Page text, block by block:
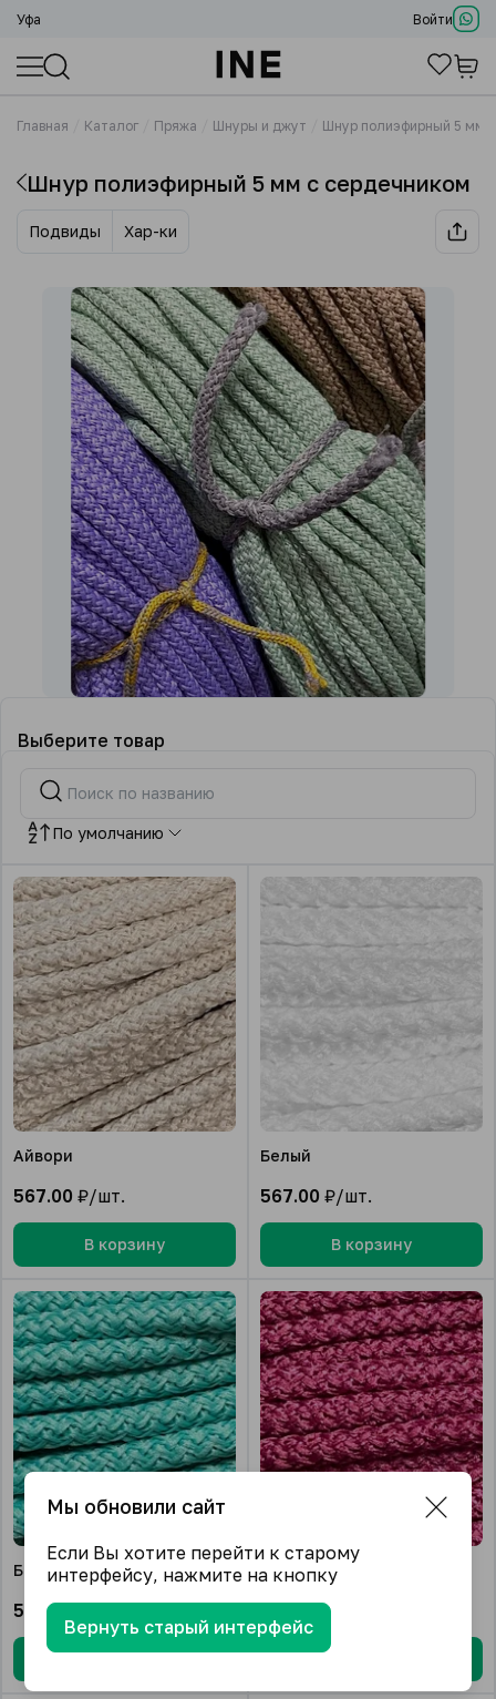
Уфа Войти
Главная Каталог Пряжа Шнуры и джут Шнур полиэфирный 5 мм
Шнур полиэфирный 5 мм с сердечником
Подвиды Хар-ки
Выберите товар
По умолчанию
Айвори
567.00 ₽/шт.
В корзину
Белый
567.00 ₽/шт.
В корзину
Бирюзовый
567.00₽/шт.
В корзину
Винный
567.00₽/шт.
Мы обновили сайт
Если Вы хотите перейти к старому
интерфейсу, нажмите на кнопку
Вернуть старый интерфейс